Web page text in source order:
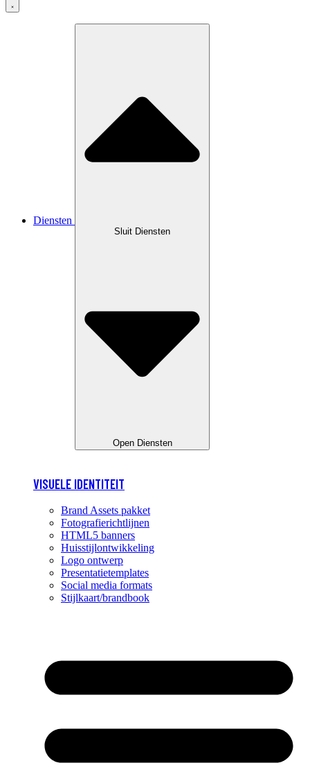
Diensten
Sluit Diensten
Open Diensten
VISUELE IDENTITEIT
Brand Assets pakket
Fotografierichtlijnen
HTML5 banners
Huisstijlontwikkeling
Logo ontwerp
Presentatietemplates
Social media formats
Stijlkaart/brandbook